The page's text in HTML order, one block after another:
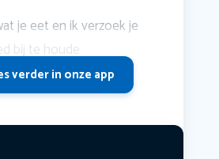
je eet en ik verzoek je
bij te houde
verder in onze app